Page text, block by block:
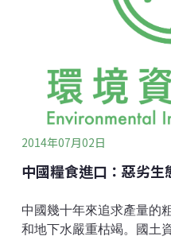
2014年07月02日
中國糧食進口：惡劣
中國幾十年來追求產量的
和地下水嚴重枯竭。國土